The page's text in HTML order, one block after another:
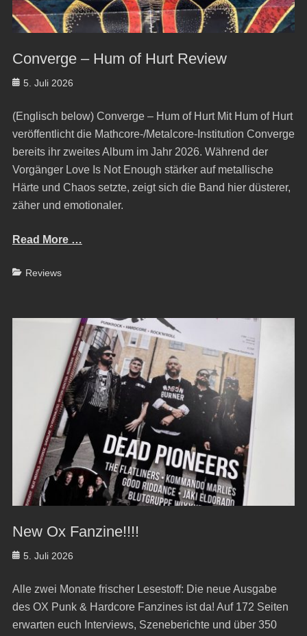
Converge – Hum of Hurt Review
Posted
5. Juli 2026
(Englisch below) Converge – Hum of Hurt Mit Hum of Hurt
veröffentlicht die Mathcore-/Metalcore-Institution Converge
bereits ihr zweites Album im Jahr 2026. Während der
Vorgänger Love Is Not Enough stärker auf metallische
Härte und Chaos setzte, zeigt sich die Band hier düsterer,
zäher und emotionaler.
Read More …
Categories
Reviews
New Ox Fanzine!!!!
Posted
5. Juli 2026
Alle zwei Monate frischer Lesestoff: Die neue Ausgabe
des OX Punk & Hardcore Fanzines ist da! Auf 172 Seiten
erwarten euch Interviews, Szeneberichte und über 350